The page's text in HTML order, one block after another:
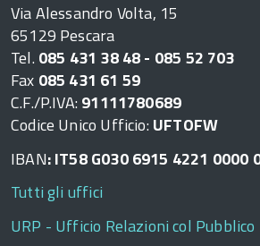
Via Alessandro Volta, 15
65129 Pescara
Tel. 085 431 38 48 - 085 52 703
Fax 085 431 61 59
C.F./P.IVA: 91111780689
Codice Unico Ufficio: UFTOFW
IBAN: IT58 G030 6915 4221 0000
Tutti gli uffici
URP - Ufficio Relazioni col Pubblico